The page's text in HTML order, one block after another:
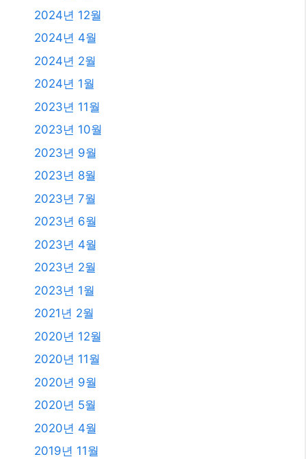
2024년 12월
2024년 4월
2024년 2월
2024년 1월
2023년 11월
2023년 10월
2023년 9월
2023년 8월
2023년 7월
2023년 6월
2023년 4월
2023년 2월
2023년 1월
2021년 2월
2020년 12월
2020년 11월
2020년 9월
2020년 5월
2020년 4월
2019년 11월